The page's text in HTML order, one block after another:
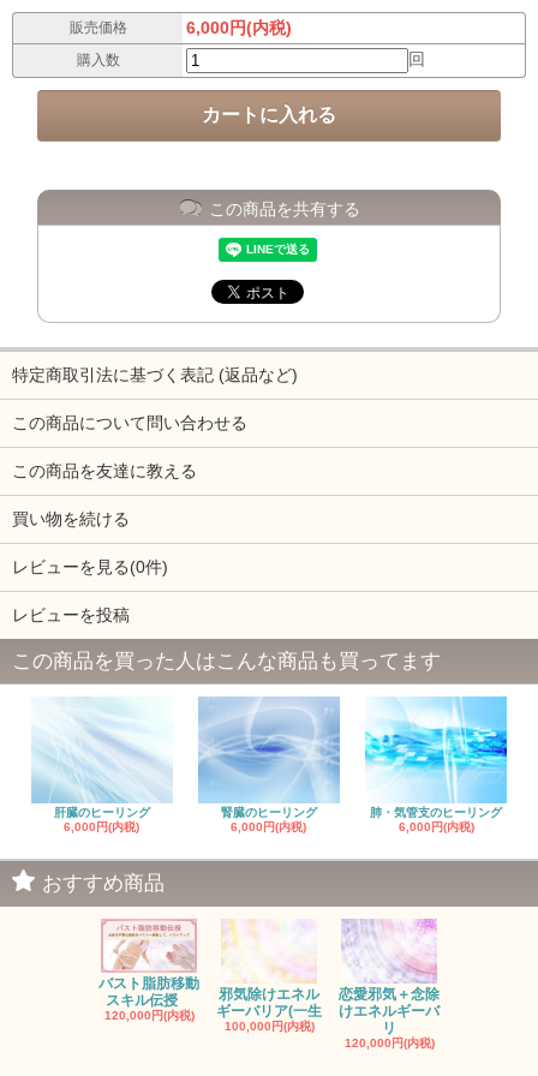
販売価格 6,000円(内税)
購入数 回
この商品を共有する
特定商取引法に基づく表記 (返品など)
この商品について問い合わせる
この商品を友達に教える
買い物を続ける
レビューを見る(0件)
レビューを投稿
この商品を買った人はこんな商品も買ってます
肝臓のヒーリング
6,000円(内税)
腎臓のヒーリング
6,000円(内税)
肺・気管支のヒーリング
6,000円(内税)
おすすめ商品
バスト脂肪移動
スキル伝授
120,000円(内税)
邪気除けエネル
ギーバリア(一生
100,000円(内税)
恋愛邪気＋念除
けエネルギーバ
リ
120,000円(内税)